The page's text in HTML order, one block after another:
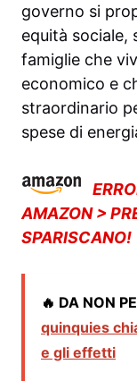
governo si
equità sociale,
famiglie che
economico e
straordinario
spese di
AMAZON >
SPARISCANO!
🔥 DA NON
quinquies
e gli effetti